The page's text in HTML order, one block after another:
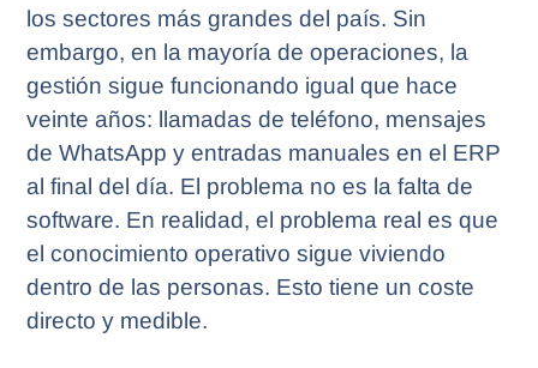
los sectores más grandes del país. Sin
embargo, en la mayoría de operaciones, la
gestión sigue funcionando igual que hace
veinte años: llamadas de teléfono, mensajes
de WhatsApp y entradas manuales en el ERP
al final del día. El problema no es la falta de
software. En realidad, el problema real es que
el conocimiento operativo sigue viviendo
dentro de las personas. Esto tiene un coste
directo y medible.